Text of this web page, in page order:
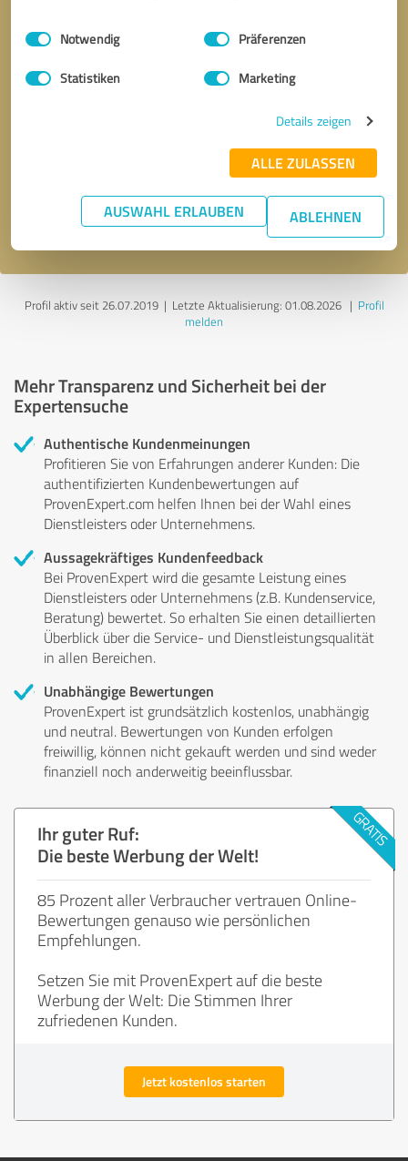
Impressum Datenschutzbestimmungen
Einwilligungsauswahl
Notwendig Präferenzen
Statistiken Marketing
Details zeigen
ALLE ZULASSEN
AUSWAHL ERLAUBEN ABLEHNEN
* Erforderliche Angaben
Nachricht senden
Ich stimme denDatenschutzbestimmungen zu.
Profil aktiv seit 26.07.2019 | Letzte Aktualisierung: 01.08.2026| Profil
melden
Mehr Transparenz und Sicherheit bei der
Expertensuche
Authentische Kundenmeinungen
Profitieren Sie von Erfahrungen anderer Kunden: Die
authentifizierten Kundenbewertungen auf
ProvenExpert.com helfen Ihnen bei der Wahl eines
Dienstleisters oder Unternehmens.
Aussagekräftiges Kundenfeedback
Bei ProvenExpert wird die gesamte Leistung eines
Dienstleisters oder Unternehmens (z.B. Kundenservice,
Beratung) bewertet. So erhalten Sie einen detaillierten
Überblick über die Service- und Dienstleistungsqualität
in allen Bereichen.
Unabhängige Bewertungen
ProvenExpert ist grundsätzlich kostenlos, unabhängig
und neutral. Bewertungen von Kunden erfolgen
freiwillig, können nicht gekauft werden und sind weder
finanziell noch anderweitig beeinflussbar.
Ihr guter Ruf:
Die beste Werbung der Welt!
85 Prozent aller Verbraucher vertrauen Online-
Bewertungen genauso wie persönlichen
Empfehlungen.
Setzen Sie mit ProvenExpert auf die beste
Werbung der Welt: Die Stimmen Ihrer
zufriedenen Kunden.
Jetzt kostenlos starten